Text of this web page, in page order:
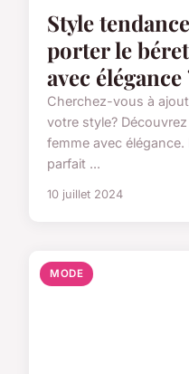
Style
porter le
avec élégance
Cherchez-vous à
votre style?
femme avec
parfait ...
10 juillet 2024
MODE